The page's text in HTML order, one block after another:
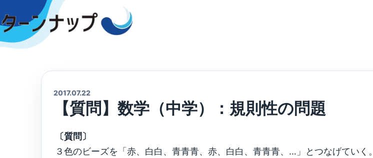
to
content
2017.07.22
【質問】数学（中学）：規則性の問題
〔質問〕
３色のビーズを「赤、白白、青青青、赤、白白、青青青、…」とつなげていく。